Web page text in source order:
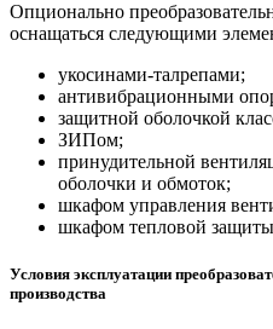
Опционально
оснащаться следующими
укосинами-талрепами;
антивибрационными
защитной оболочкой
ЗИПом;
принудительной
оболочки и обмоток;
шкафом управления
шкафом тепловой
Условия эксплуатации
производства